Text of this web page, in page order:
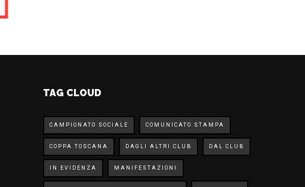
TAG CLOUD
CAMPIONATO SOCIALE COMUNICATO STAMPA
COPPA TOSCANA DAGLI ALTRI CLUB DAL CLUB
IN EVIDENZA MANIFESTAZIONI